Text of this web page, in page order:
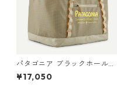
パタゴニア ブラックホール・
ギア・トート 61L Water Peop
le Banner: Weathered Stone
¥17,050